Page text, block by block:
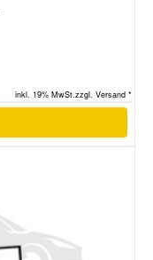
inkl. 19% MwSt.zzgl. Versand *